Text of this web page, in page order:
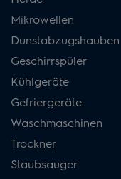
Mikrowellen
Dunstabzugshauben
Geschirrspüler
Kühlgeräte
Gefriergeräte
Waschmaschinen
Trockner
Staubsauger